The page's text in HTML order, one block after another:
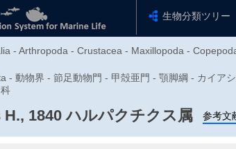
生物分類ツリー
- Arthropoda - Crustacea - Maxillopoda -
- 動物界 - 節足動物門 - 甲殻亜門 - 顎脚綱 - カイ
1840 ハルパクチクス属 参考文